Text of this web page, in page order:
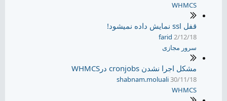
WHMCS
قفل ssl نمایش داده نمیشود!
2/12/18
farid
سرور مجازی
مشکل اجرا نشدن cronjobs درWHMCS
30/11/18
shabnam.moluali
WHMCS